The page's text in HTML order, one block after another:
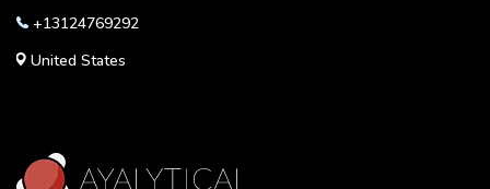
+13124769292
United States